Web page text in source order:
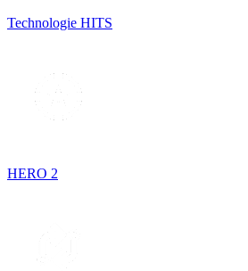
Technologie HITS
HERO 2